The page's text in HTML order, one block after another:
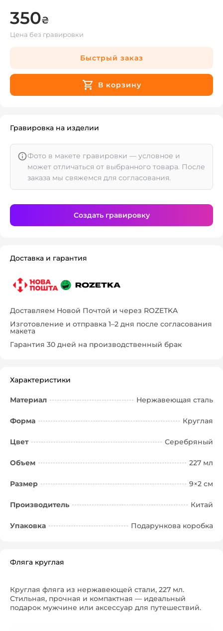
350₴
Цена без гравировки
Быстрый заказ
В корзину
Гравировка на изделии
Фото в макете гравировки — условное и
может отличаться от выбранного товара. После
заказа мы свяжемся для согласования.
Создать гравировку
Доставка и гарантия
Доставляем Новой Почтой и через ROZETKA
Изготовление и отправка 1–2 дня после согласования
макета
Гарантия 30 дней на производственный брак
Характеристики
Материал Нержавеющая сталь
Форма Круглая
Цвет Серебряный
Объем 227 мл
Размер 9×2 см
Производитель Китай
Упаковка Подарункова коробка
Фляга круглая
Круглая фляга из нержавеющей стали, 227 мл.
Стильная, прочная и компактная — идеальный
подарок мужчине или аксессуар для путешествий.